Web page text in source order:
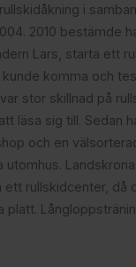
i
2010 bestämde
Lars, starta ett
komma och
stor skillnad på
läsa sig till. Sedan
och en
utomhus.
rullskidcenter, då
platt.